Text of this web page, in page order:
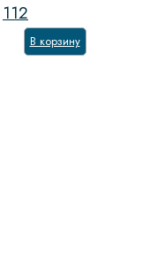
112
В корзину